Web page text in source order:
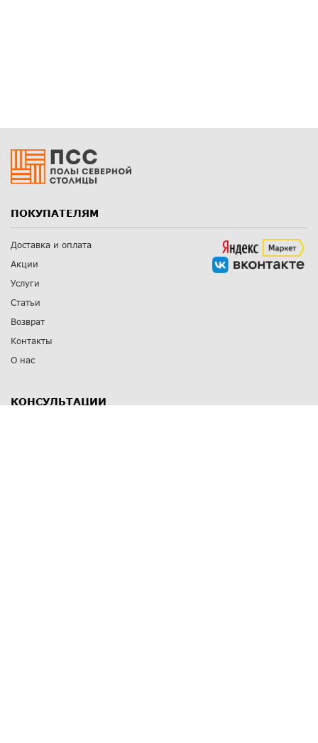
ПОКУПАТЕЛЯМ
Доставка и оплата
Акции
Услуги
Статьи
Возврат
Контакты
О нас
КОНСУЛЬТАЦИИ